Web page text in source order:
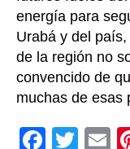
energía para
Urabá y del
de la región no
convencido de
muchas de esas
F
T
E